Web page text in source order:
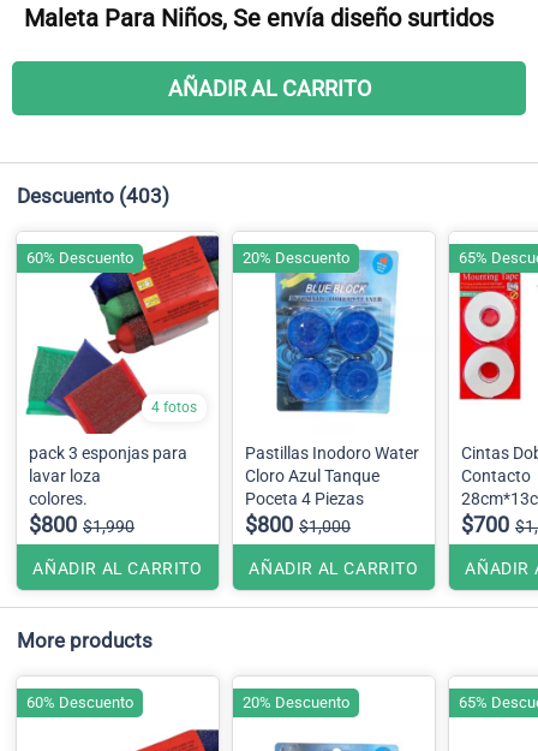
Maleta Para Niños, Se envía diseño surtidos
AÑADIR AL CARRITO
Descuento (403)
4 fotos
pack 3 esponjas para
lavar loza
colores.
$800 $1,990
AÑADIR AL CARRITO
60% Descuento
Pastillas Inodoro Water
Cloro Azul Tanque
Poceta 4 Piezas
$800 $1,000
AÑADIR AL CARRITO
20% Descuento
Cintas
Contacto
$700
AÑADIR
65%
More products
60% Descuento 20% Descuento 65%